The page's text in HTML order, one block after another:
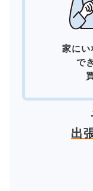
家にい
で
出